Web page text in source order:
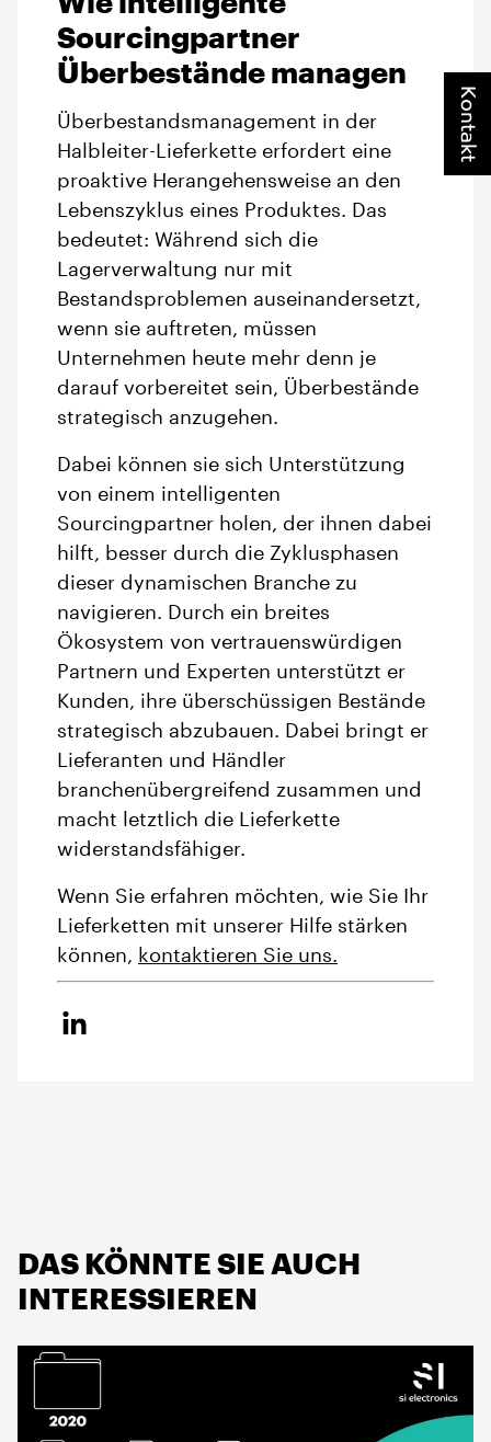
Sourcingpartner
Überbestände managen
Überbestandsmanagement in der
Halbleiter-Lieferkette erfordert eine
proaktive Herangehensweise an den
Lebenszyklus eines Produktes. Das
bedeutet: Während sich die
Lagerverwaltung nur mit
Bestandsproblemen auseinandersetzt,
wenn sie auftreten, müssen
Unternehmen heute mehr denn je
darauf vorbereitet sein, Überbestände
strategisch anzugehen.
Dabei können sie sich Unterstützung
von einem intelligenten
Sourcingpartner holen, der ihnen dabei
hilft, besser durch die Zyklusphasen
dieser dynamischen Branche zu
navigieren. Durch ein breites
Ökosystem von vertrauenswürdigen
Partnern und Experten unterstützt er
Kunden, ihre überschüssigen Bestände
strategisch abzubauen. Dabei bringt er
Lieferanten und Händler
branchenübergreifend zusammen und
macht letztlich die Lieferkette
widerstandsfähiger.
Wenn Sie erfahren möchten, wie Sie Ihr
Lieferketten mit unserer Hilfe stärken
können, kontaktieren Sie uns.
DAS KÖNNTE SIE AUCH
INTERESSIEREN
Kontakt